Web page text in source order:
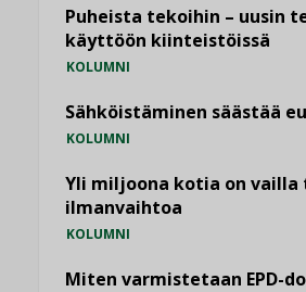
Puheista tekoihin – uusin
käyttöön kiinteistöissä
KOLUMNI
Sähköistäminen säästää
KOLUMNI
Yli miljoona kotia on vailla
ilmanvaihtoa
KOLUMNI
Miten varmistetaan EPD-